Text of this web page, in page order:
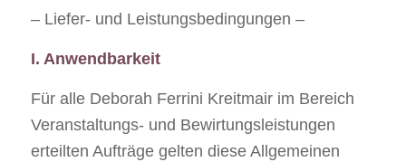
– Liefer- und Leistungsbedingungen –
I. Anwendbarkeit
Für alle Deborah Ferrini Kreitmair im Bereich
Veranstaltungs- und Bewirtungsleistungen
erteilten Aufträge gelten diese Allgemeinen